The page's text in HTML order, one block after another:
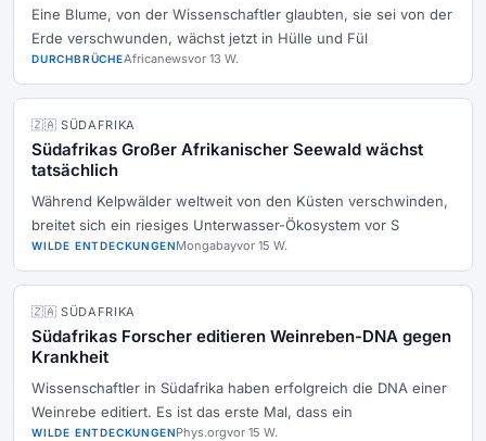
Eine Blume, von der Wissenschaftler glaubten, sie sei von der
Erde verschwunden, wächst jetzt in Hülle und Fül
DURCHBRÜCHEAfricanewsvor 13 W.
🇿🇦 SÜDAFRIKA
Südafrikas Großer Afrikanischer Seewald wächst
tatsächlich
Während Kelpwälder weltweit von den Küsten verschwinden,
breitet sich ein riesiges Unterwasser-Ökosystem vor S
WILDE ENTDECKUNGENMongabayvor 15 W.
🇿🇦 SÜDAFRIKA
Südafrikas Forscher editieren Weinreben-DNA gegen
Krankheit
Wissenschaftler in Südafrika haben erfolgreich die DNA einer
Weinrebe editiert. Es ist das erste Mal, dass ein
WILDE ENTDECKUNGENPhys.orgvor 15 W.